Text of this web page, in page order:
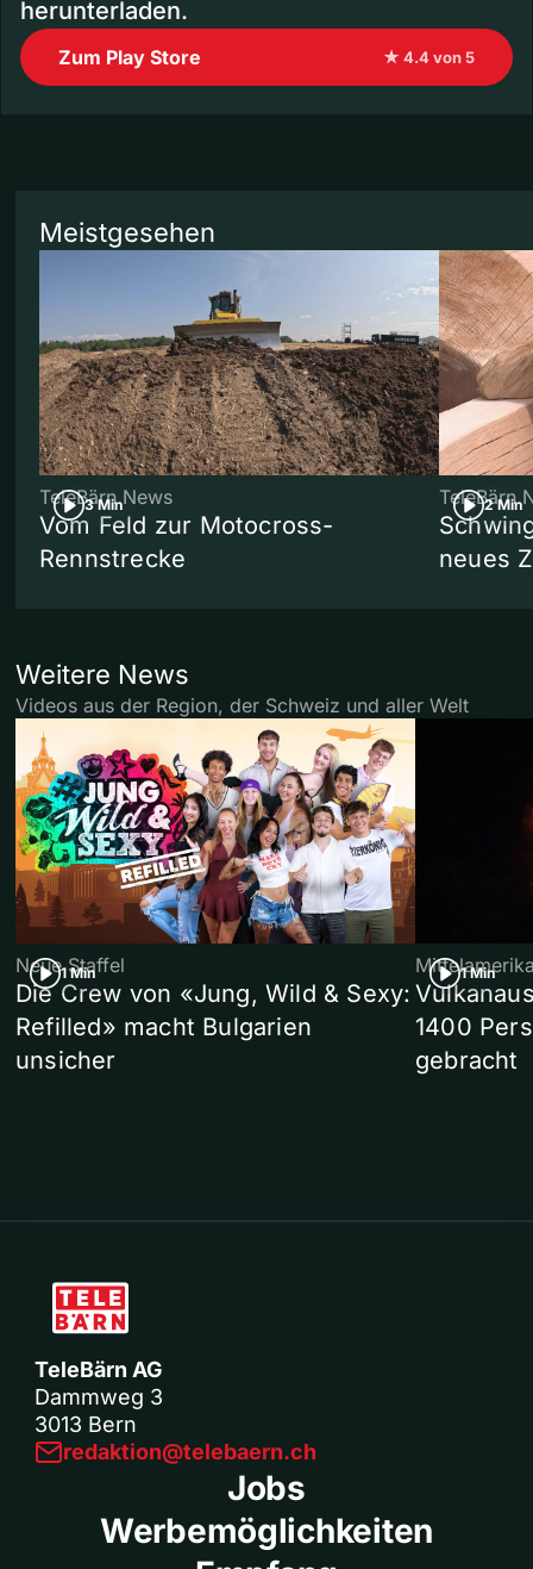
herunterladen.
Zum Play Store ★ 4.4 von 5
Meistgesehen
3 Min
TeleBärn News
Vom Feld zur Motocross-
Rennstrecke
2 Min
TeleBärn
neues
Weitere News
Videos aus der Region, der Schweiz und aller Welt
1 Min
Neue Staffel
Die Crew von «Jung, Wild & Sexy:
Refilled» macht Bulgarien
unsicher
1 Min
1400
gebracht
TeleBärn AG
Dammweg 3
3013 Bern
redaktion@telebaern.ch
Jobs
Werbemöglichkeiten